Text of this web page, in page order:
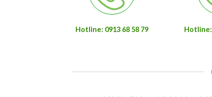
Hotline: 0913 68 58 79 Hotline: